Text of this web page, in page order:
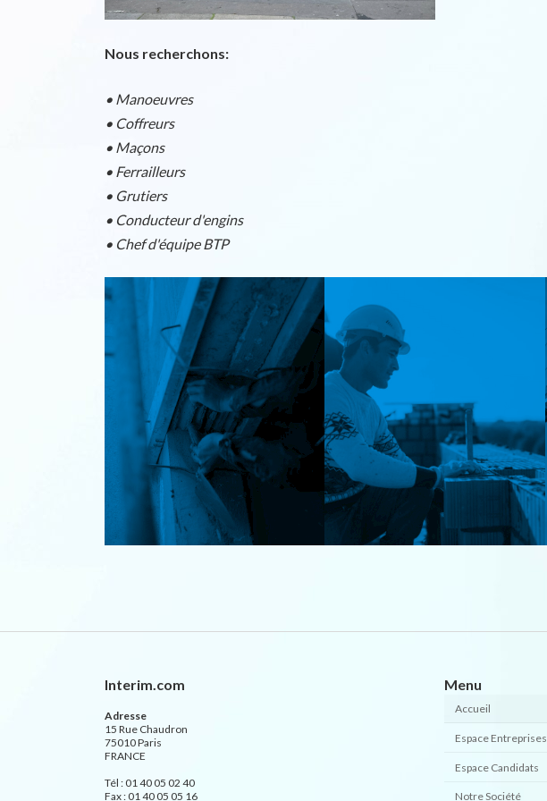
Nous recherchons:
• Manoeuvres
• Coffreurs
• Maçons
• Ferrailleurs
• Grutiers
• Conducteur d'engins
• Chef d'équipe BTP
Interim.com
Adresse
15 Rue Chaudron
75010 Paris
FRANCE
Tél : 01 40 05 02 40
Fax : 01 40 05 05 16
Menu
Accueil
Espace Entreprises
Espace Candidats
Notre Société